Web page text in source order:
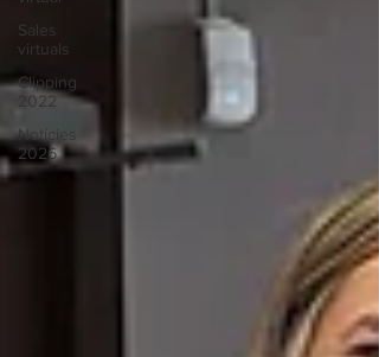
Sales
virtuals
Clipping
2022
Notícies
2026